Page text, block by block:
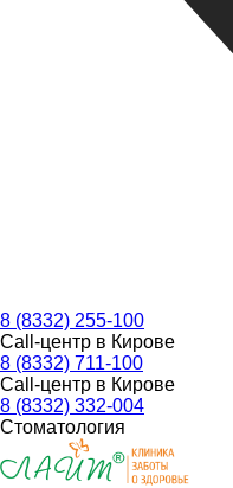
8 (8332) 255-100
Call-центр в Кирове
8 (8332) 711-100
Call-центр в Кирове
8 (8332) 332-004
Стоматология